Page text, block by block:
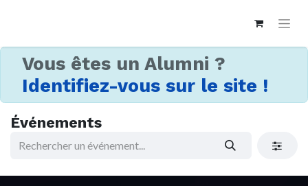
Vous êtes un Alumni ?
Identifiez-vous sur le site !
Événements